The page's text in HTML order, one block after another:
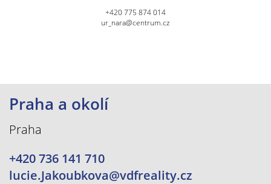
+420 775 874 014
ur_nara@centrum.cz
Praha a okolí
Praha
+420 736 141 710
lucie.Jakoubkova@vdfreality.cz